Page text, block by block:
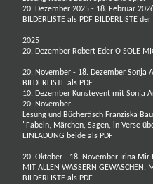
20. Dezember 2025 - 18. Februar
BILDERLISTE als PDF BILDERLISTE der
2025
20. Dezember Robert Eder O SOLE
20. November - 18. Dezember Sonja
BILDERLISTE als PDF
10. Dezember Kunstevent mit Sonja
20. November
Lesung und Büchertisch Franziska
"Fabeln, Märchen, Sagen, in Verse
EINLADUNG beide als PDF
20. Oktober - 18. November Irina Mir
MIT ALLEN WASSERN GEWASCHEN.
BILDERLISTE als PDF